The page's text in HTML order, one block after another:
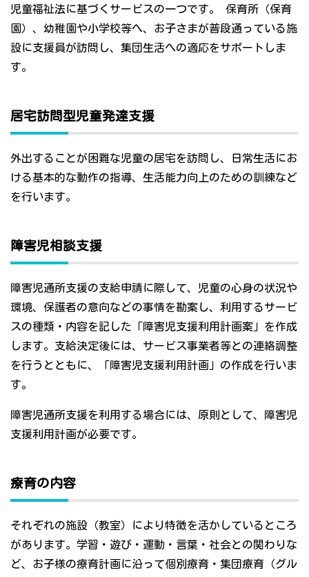
児童福祉法に基づくサービスの一つです。 保育所（保育
園）、幼稚園や小学校等へ、お子さまが普段通っている施
設に支援員が訪問し、集団生活への適応をサポートしま
す。
居宅訪問型児童発達支援
外出することが困難な児童の居宅を訪問し、日常生活にお
ける基本的な動作の指導、生活能力向上のための訓練など
を行います。
障害児相談支援
障害児通所支援の支給申請に際して、児童の心身の状況や
環境、保護者の意向などの事情を勘案し、利用するサービ
スの種類・内容を記した「障害児支援利用計画案」を作成
します。支給決定後には、サービス事業者等との連絡調整
を行うとともに、「障害児支援利用計画」の作成を行いま
す。
障害児通所支援を利用する場合には、原則として、障害児
支援利用計画が必要です。
療育の内容
それぞれの施設（教室）により特徴を活かしているところ
があります。学習・遊び・運動・言葉・社会との関わりな
ど、お子様の療育計画に沿って個別療育・集団療育（グル